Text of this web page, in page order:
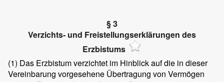
§ 3
Verzichts- und Freistellungserklärungen des
Erzbistums
(1) Das Erzbistum verzichtet im Hinblick auf die in dieser
Vereinbarung vorgesehene Übertragung von Vermögen